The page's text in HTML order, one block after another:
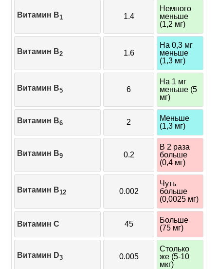
Витамин B1 1.4
Немного
меньше
(1,2 мг)
Витамин B2 1.6
На 0,3 мг
меньше
(1,3 мг)
Витамин B5 6
На 1 мг
меньше (5
мг)
Витамин B6 2
Меньше
(1,3 мг)
Витамин B9 0.2
В 2 раза
больше
(0,4 мг)
Витамин B12 0.002
Чуть
больше
(0,0025 мг)
Витамин C 45
Больше
(75 мг)
Витамин D3 0.005
Столько
же (5-10
мкг)